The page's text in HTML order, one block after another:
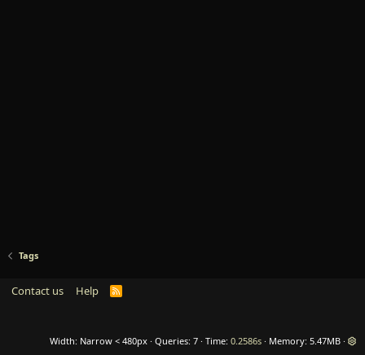
Tags
Contact us Help
R
Width Queries 7 Time 0.2586s Memory 5.47MB